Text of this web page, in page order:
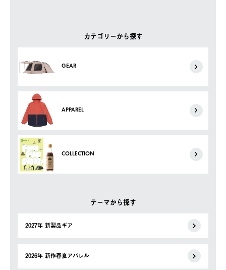
カテゴリーから探す
GEAR
APPAREL
COLLECTION
テーマから探す
2027年 新製品ギア
2026年 新作春夏アパレル